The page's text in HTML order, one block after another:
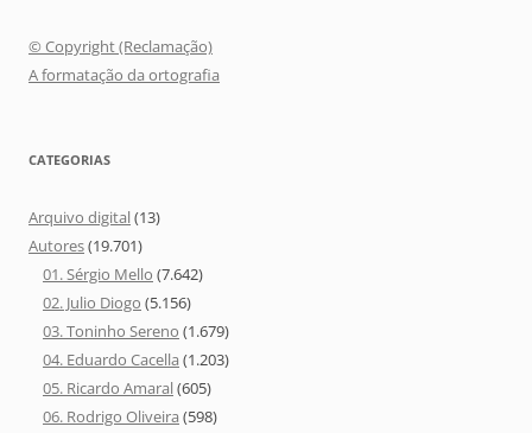
© Copyright (Reclamação)
A formatação da ortografia
CATEGORIAS
Arquivo digital(13)
Autores(19.701)
01. Sérgio Mello (7.642)
02. Julio Diogo (5.156)
03. Toninho Sereno (1.679)
04. Eduardo Cacella (1.203)
05. Ricardo Amaral(605)
06. Rodrigo Oliveira (598)